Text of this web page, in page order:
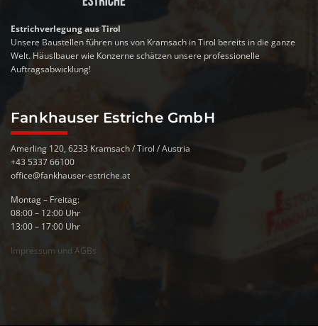
Estrichverlegung aus Tirol
Unsere Baustellen führen uns von Kramsach in Tirol bereits in die ganze
Welt. Häuslbauer wie Konzerne schätzen unsere professionelle
Auftragsabwicklung!
Fankhauser Estriche GmbH
Amerling 120, 6233 Kramsach / Tirol / Austria
+43 5337 66100
office@fankhauser-estriche.at
Montag – Freitag:
08:00 – 12:00 Uhr
13:00 – 17:00 Uhr
Impressum und AGBs